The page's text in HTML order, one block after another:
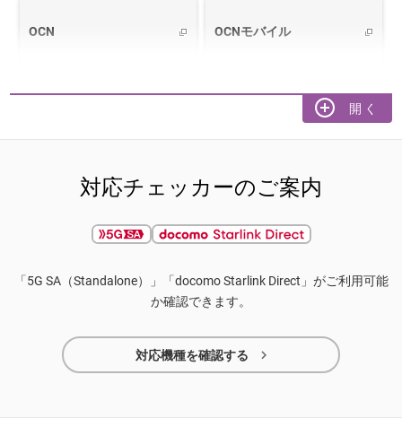
OCN OCNモバイル
goo Search Solution
対応チェッカーのご案内
「5G SA（Standalone）」「docomo Starlink Direct」がご利用可能
か確認できます。
対応機種を確認する 